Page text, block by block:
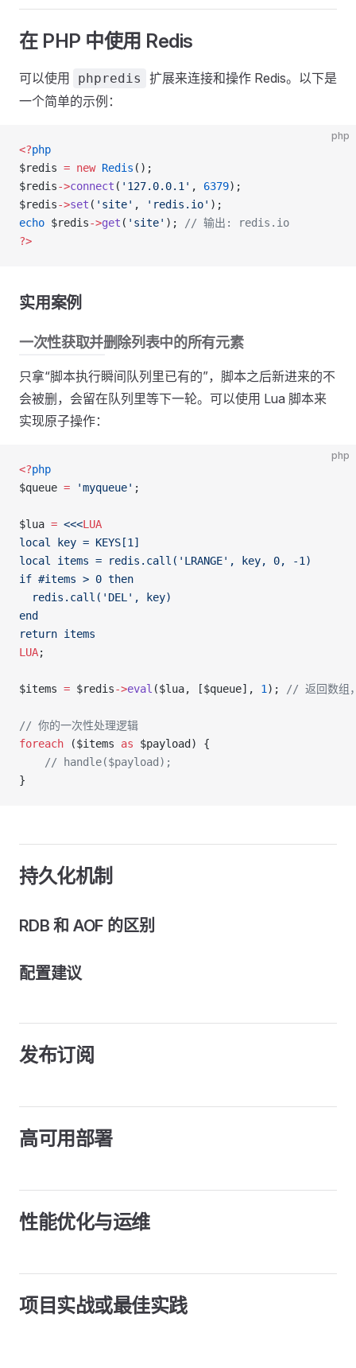
在 PHP 中使用 Redis
可以使用 phpredis
扩展来连接和操作 Redis。以下是
一个简单的示例：
php
<?php
$redis = new Redis ();
$redis->connect ( '127.0.0.1' , 6379);
$redis->set ( 'site' , 'redis.io' );
echo $redis->get ( 'site' );
// 输出: redis.io
?>
实用案例
一次性获取并删除列表中的所有元素
只拿“脚本执行瞬间队列里已有的”，脚本之后新进来的不
会被删，会留在队列里等下一轮。可以使用 Lua 脚本来
实现原子操作：
php
<?php
$queue = 'myqueue' ;
$lua = <<<LUA
local key = KEYS[1]
local items = redis.call('LRANGE', key, 0, -1)
if #items > 0 then
  redis.call('DEL', key)
end
return items
LUA;
$items = $redis->eval ($lua, [$queue], 1 ); // 返回数组
// 你的一次性处理逻辑
foreach ($items as $payload) {
    // handle($payload);
}
持久化机制
RDB 和 AOF 的区别
配置建议
发布订阅
高可用部署
性能优化与运维
项目实战或最佳实践